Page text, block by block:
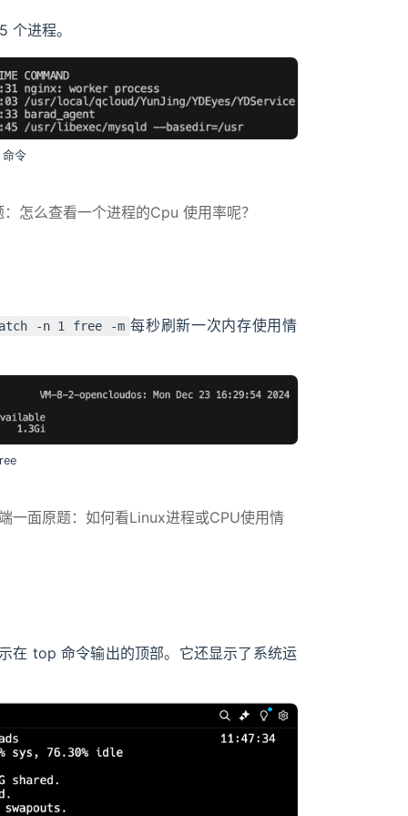
个进程。
令
怎么查看一个进程的Cpu 使用率呢？
-n 1 free -m 每秒刷新一次内存使用情
一面原题：如何看Linux进程或CPU使用情
在 top 命令输出的顶部。它还显示了系统运